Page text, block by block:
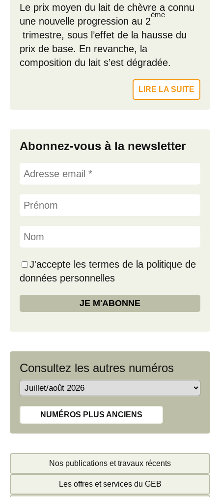
Le prix moyen du lait de chèvre a connu
une nouvelle progression au 2
ème
trimestre, sous l’effet de la hausse du
prix de base. En revanche, la
composition du lait s’est dégradée.
LIRE LA SUITE
Abonnez-vous à la newsletter
J'accepte les termes de la politique de
données personnelles
Consultez les autres numéros
NUMÉROS PLUS ANCIENS
Nos publications et travaux récents
Les offres et services du GEB